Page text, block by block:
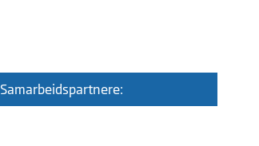
Samarbeidspartnere: